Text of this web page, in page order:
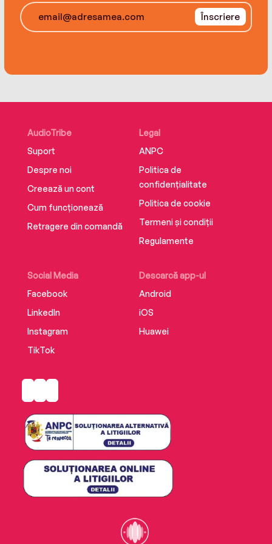
what he says will be his final race—a fifty-
kilometer race at age eighty.
Înscriere
AudioTribe
Suport
Despre noi
Creează un cont
Cum funcționează
Retragere din comandă
Social Media
Facebook
LinkedIn
Instagram
TikTok
Descarcă app-ul
Android
iOS
Huawei
Legal
ANPC
Politica de
confidențialitate
Politica de cookie
Termeni și condiții
Regulamente